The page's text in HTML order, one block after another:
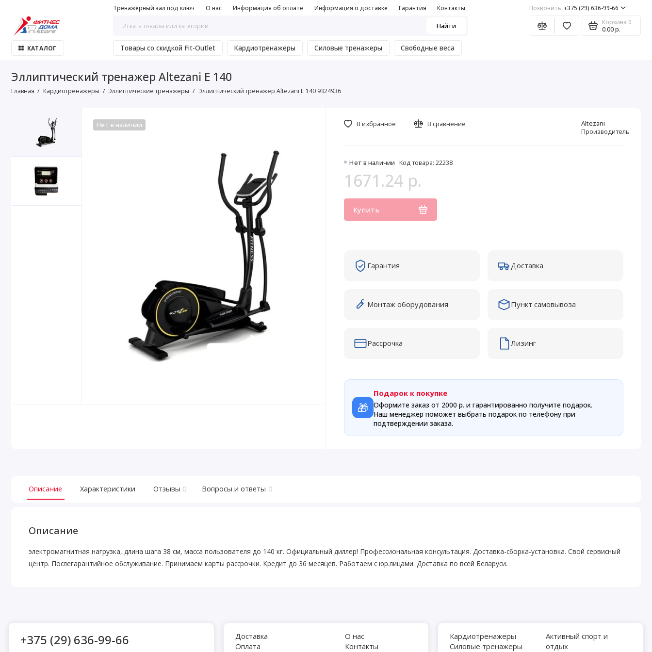
Тренажёрный зал под ключ О нас Информация об оплате Информация о доставке Гарантия Контакты Позвонить +375 (29) 636-99-66
Найти Корзина 0
0.00 р.
КАТАЛОГ Товары со скидкой Fit-Outlet Кардиотренажеры Силовые тренажеры Свободные веса
Эллиптический тренажер Altezani E 140
Главная Кардиотренажеры Эллиптические тренажеры Эллиптический тренажер Altezani E 140 9324936
Нет в наличии
Нет в наличии Код товара: 22238
Altezani
Производитель
1671.24 р.
Купить
В избранное В сравнение
Гарантия Доставка
Монтаж оборудования Пункт самовывоза
Рассрочка Лизинг
🎁
Подарок к покупке
Оформите заказ от 2000 р. и гарантированно получите подарок.
Наш менеджер поможет выбрать подарок по телефону при
подтверждении заказа.
Описание Характеристики Отзывы 0 Вопросы и ответы 0
Описание
электромагнитная нагрузка, длина шага 38 см, масса пользователя до 140 кг. Официальный диллер! Профессиональная консультация. Доставка-сборка-установка. Свой сервисный
центр. Послегарантийное обслуживание. Принимаем карты рассрочки. Кредит до 36 месяцев. Работаем с юр.лицами. Доставка по всей Беларуси.
+375 (29) 636-99-66
Доставка
Оплата
О нас
Контакты
Кардиотренажеры
Силовые тренажеры
Активный спорт и
отдых